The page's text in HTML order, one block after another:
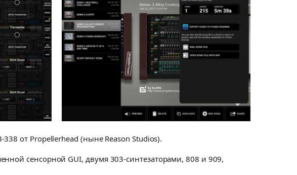
от Propellerhead (ныне Reason Studios).
сенсорной GUI, двумя 303‑синтезаторами, 808 и 909,